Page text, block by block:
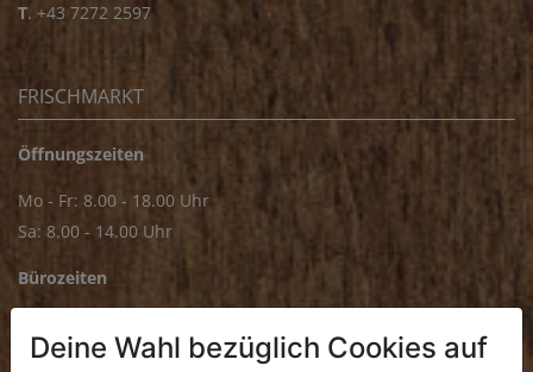
T. +43 7272 2597
FRISCHMARKT
Öffnungszeiten
Mo - Fr: 8.00 - 18.00 Uhr
Sa: 8.00 - 14.00 Uhr
Bürozeiten
Deine Wahl bezüglich Cookies auf